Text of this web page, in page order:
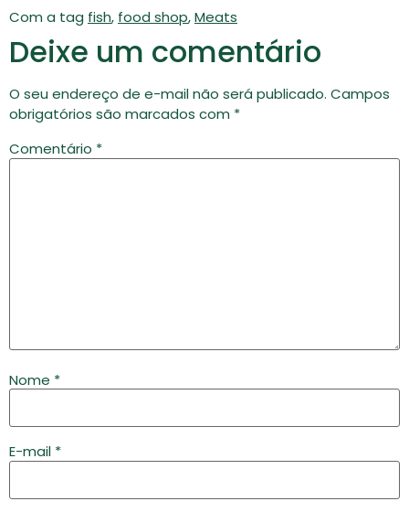
Com a tag fish, food shop,Meats
Deixe um comentário
O seu endereço de e-mail não será publicado. Campos
obrigatórios são marcados com *
Comentário *
Nome *
E-mail *